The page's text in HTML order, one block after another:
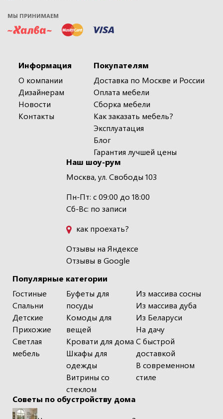
МЫ ПРИНИМАЕМ
Информация
О компании
Дизайнерам
Новости
Контакты
Популярные категории
Гостиные
Спальни
Детские
Прихожие
Светлая
мебель
Буфеты для
посуды
Комоды для
вещей
Кровати для дома
Шкафы для
одежды
Витрины со
стеклом
Из массива сосны
Из массива дуба
Из Беларуси
На дачу
С быстрой
доставкой
В современном
стиле
Покупателям
Доставка по Москве и России
Оплата мебели
Сборка мебели
Как заказать мебель?
Эксплуатация
Блог
Гарантия лучшей цены
Наш шоу-рум
Москва, ул. Свободы 103
Пн-Пт: с 09:00 до 18:00
Сб-Вс: по записи
как проехать?
Отзывы на Яндексе
Отзывы в Google
Советы по обустройству дома